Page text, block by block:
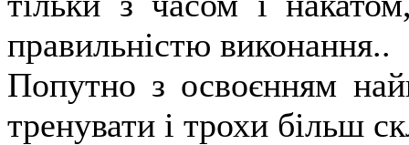
правильністю виконання..
Попутно з освоєнням
тренувати і трохи більш